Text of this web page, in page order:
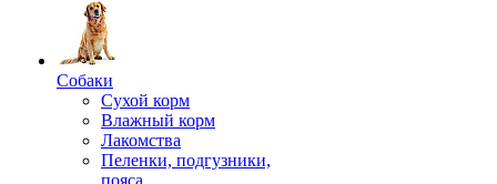
Собаки
Сухой корм
Влажный корм
Лакомства
Пеленки, подгузники,
пояса